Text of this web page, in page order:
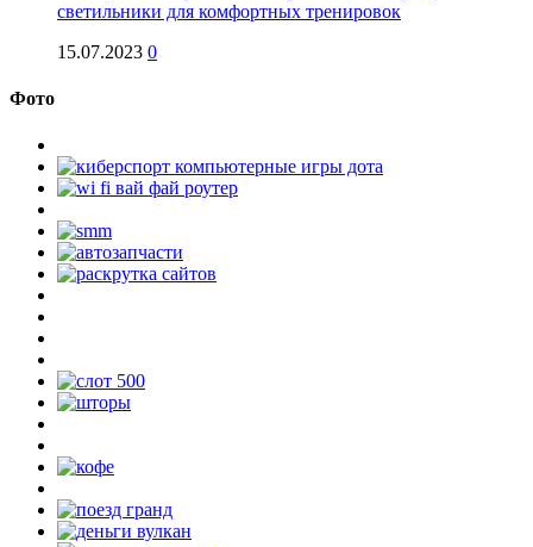
светильники для комфортных тренировок
15.07.2023 0
Фото